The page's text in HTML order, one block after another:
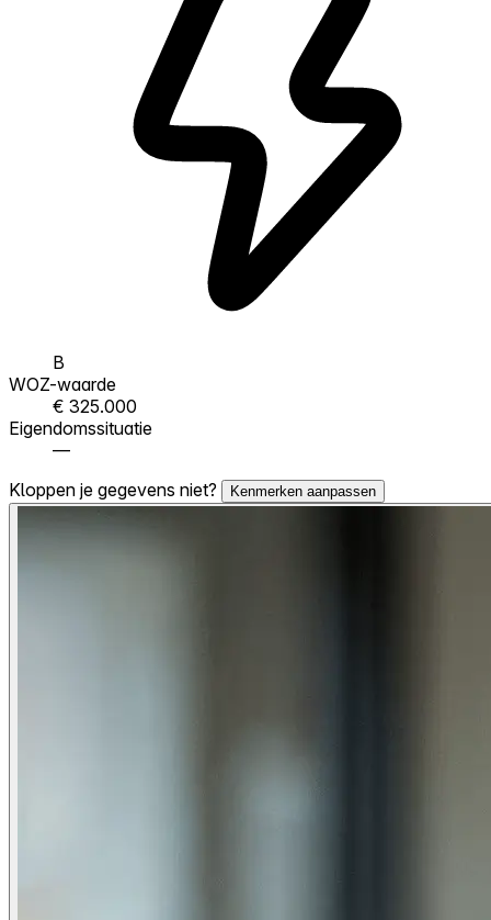
B
WOZ-waarde
€ 325.000
Eigendomssituatie
—
Kloppen je gegevens niet?
Kenmerken aanpassen